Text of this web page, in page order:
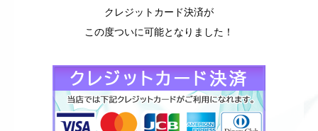
クレジットカード決済が
この度ついに可能となりました！